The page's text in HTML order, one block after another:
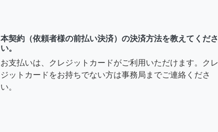
本契約（依頼者様の前払い決済）の決済方法を教えてくださ
い。
お支払いは、クレジットカードがご利用いただけます。クレ
ジットカードをお持ちでない方は事務局までご連絡くださ
い。